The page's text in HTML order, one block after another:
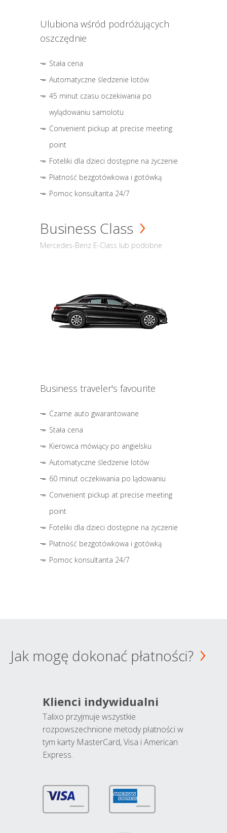
Ulubiona wśród podróżujących
oszczędnie
Stała cena
Automatyczne śledzenie lotów
45 minut czasu oczekiwania po
wylądowaniu samolotu
Convenient pickup at precise meeting
point
Foteliki dla dzieci dostępne na życzenie
Płatność bezgotówkowa i gotówką
Pomoc konsultanta 24/7
Business Class
Mercedes-Benz E-Class lub podobne
Business traveler's favourite
Czarne auto gwarantowane
Stała cena
Kierowca mówiący po angielsku
Automatyczne śledzenie lotów
60 minut oczekiwania po lądowaniu
Convenient pickup at precise meeting
point
Foteliki dla dzieci dostępne na życzenie
Płatność bezgotówkowa i gotówką
Pomoc konsultanta 24/7
Jak mogę dokonać płatności?
Klienci indywidualni
Talixo przyjmuje wszystkie
rozpowszechnione metody płatności w
tym karty MasterCard, Visa i American
Express.